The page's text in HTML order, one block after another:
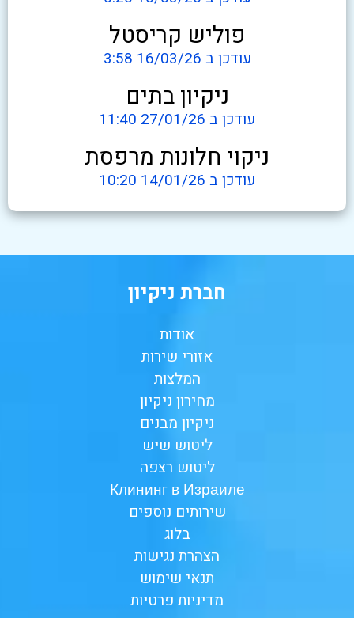
פוליש קריסטל
עודכן ב 16/03/26 3:58
ניקיון בתים
עודכן ב 27/01/26 11:40
ניקוי חלונות מרפסת
עודכן ב 14/01/26 10:20
חברת ניקיון
אודות
אזורי שירות
המלצות
מחירון ניקיון
ניקיון מבנים
ליטוש שיש
ליטוש רצפה
Клининг в Израиле
שירותים נוספים
בלוג
הצהרת נגישות
תנאי שימוש
מדיניות פרטיות